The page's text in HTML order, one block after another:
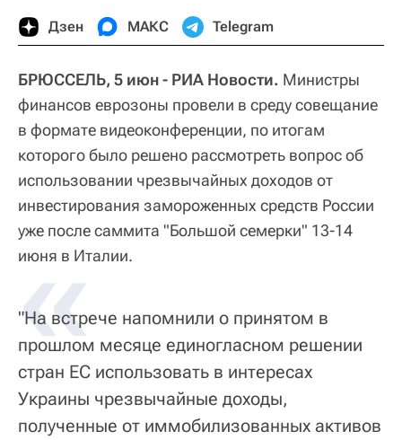
Дзен МАКС Telegram
БРЮССЕЛЬ, 5 июн - РИА Новости. Министры
финансов еврозоны провели в среду совещание
в формате видеоконференции, по итогам
которого было решено рассмотреть вопрос об
использовании чрезвычайных доходов от
инвестирования замороженных средств России
уже после саммита "Большой семерки" 13-14
июня в Италии.
«
"На встрече напомнили о принятом в
прошлом месяце единогласном решении
стран ЕС использовать в интересах
Украины чрезвычайные доходы,
полученные от иммобилизованных активов